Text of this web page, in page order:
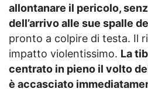
allontanare il pericolo,
dell’arrivo alle sue spalle
pronto a colpire di testa. Il
impatto violentissimo. La
centrato in pieno il volto
è accasciato